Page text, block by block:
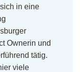
in eine
Ownerin und
tätig.
viele